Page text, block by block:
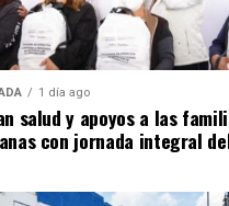
1 día ago
salud y apoyos a las
con jornada integral del